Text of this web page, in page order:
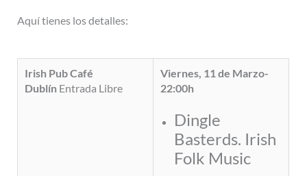
Aquí tienes los detalles:
Irish Pub Café
Dublín Entrada Libre
Viernes, 11 de Marzo-
22:00h
Dingle
Basterds. Irish
Folk Music